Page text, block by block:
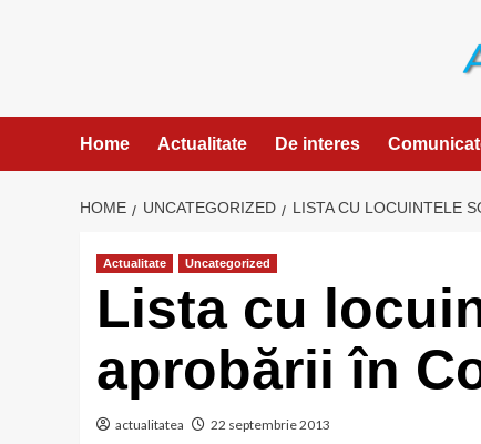
Home Actualitate De interes
HOME UNCATEGORIZED LISTA CU LOCUINTELE
Actualitate Uncategorized
Lista cu
aprobării în
actualitatea 22 septembrie 2013